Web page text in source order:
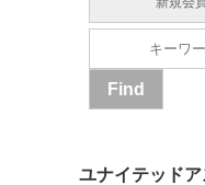
ユナイテッド